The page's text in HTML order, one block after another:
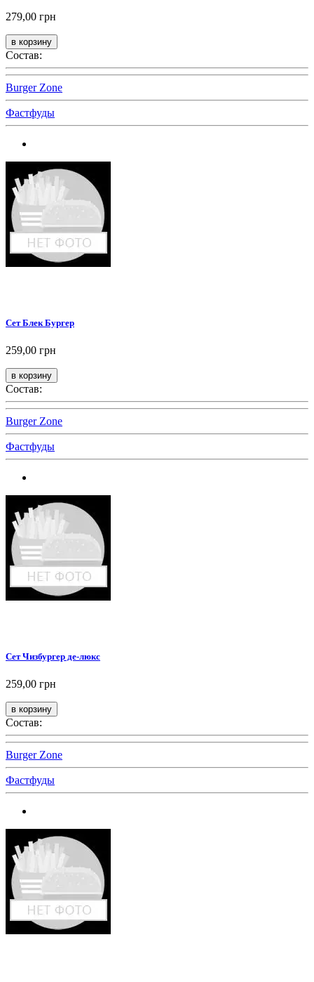
279,00 грн
Состав:
Burger Zone
Фастфуды
Сет Блек Бургер
259,00 грн
Состав:
Burger Zone
Фастфуды
Сет Чизбургер де-люкс
259,00 грн
Состав:
Burger Zone
Фастфуды